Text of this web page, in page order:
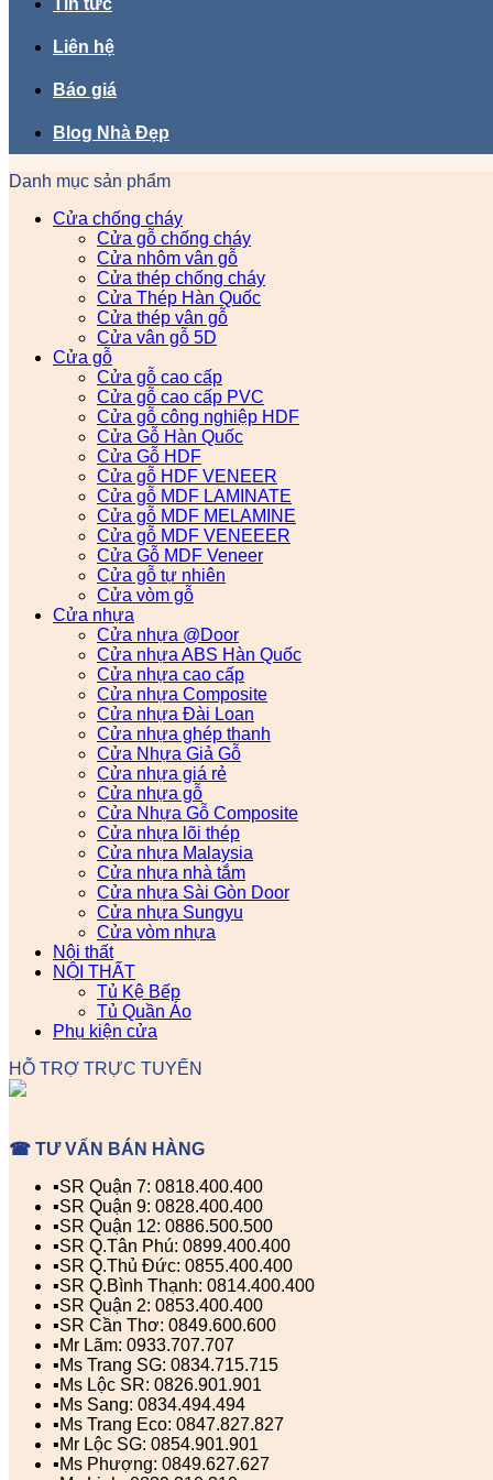
Tin tức
Liên hệ
Báo giá
Blog Nhà Đẹp
Danh mục sản phẩm
Cửa chống cháy
Cửa gỗ chống cháy
Cửa nhôm vân gỗ
Cửa thép chống cháy
Cửa Thép Hàn Quốc
Cửa thép vân gỗ
Cửa vân gỗ 5D
Cửa gỗ
Cửa gỗ cao cấp
Cửa gỗ cao cấp PVC
Cửa gỗ công nghiệp HDF
Cửa Gỗ Hàn Quốc
Cửa Gỗ HDF
Cửa gỗ HDF VENEER
Cửa gỗ MDF LAMINATE
Cửa gỗ MDF MELAMINE
Cửa gỗ MDF VENEEER
Cửa Gỗ MDF Veneer
Cửa gỗ tự nhiên
Cửa vòm gỗ
Cửa nhựa
Cửa nhựa @Door
Cửa nhựa ABS Hàn Quốc
Cửa nhựa cao cấp
Cửa nhựa Composite
Cửa nhựa Đài Loan
Cửa nhựa ghép thanh
Cửa Nhựa Giả Gỗ
Cửa nhựa giá rẻ
Cửa nhựa gỗ
Cửa Nhựa Gỗ Composite
Cửa nhựa lõi thép
Cửa nhựa Malaysia
Cửa nhựa nhà tắm
Cửa nhựa Sài Gòn Door
Cửa nhựa Sungyu
Cửa vòm nhựa
Nội thất
NỘI THẤT
Tủ Kệ Bếp
Tủ Quần Áo
Phụ kiện cửa
HỖ TRỢ TRỰC TUYẾN
☎ TƯ VẤN BÁN HÀNG
▪️SR Quận 7: 0818.400.400
▪️SR Quận 9: 0828.400.400
▪️SR Quận 12: 0886.500.500
▪️SR Q.Tân Phú: 0899.400.400
▪️SR Q.Thủ Đức: 0855.400.400
▪️SR Q.Bình Thạnh: 0814.400.400
▪️SR Quận 2: 0853.400.400
▪️SR Cần Thơ: 0849.600.600
▪️Mr Lãm: 0933.707.707
▪️Ms Trang SG: 0834.715.715
▪️Ms Lộc SR: 0826.901.901
▪️Ms Sang: 0834.494.494
▪️Ms Trang Eco: 0847.827.827
▪️Mr Lộc SG: 0854.901.901
▪️Ms Phượng: 0849.627.627